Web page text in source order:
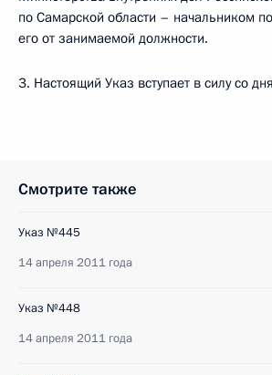
по Самарской области – начальником
его от занимаемой должности.
3. Настоящий Указ вступает в силу со
Смотрите также
Указ №445
14 апреля 2011 года
Указ №448
14 апреля 2011 года